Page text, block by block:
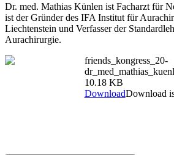
Dr. med. Mathias Künlen ist Facharzt für
ist der Gründer des IFA Institut für
Liechtenstein und Verfasser der
Aurachirurgie.
friends_kongress_20-
10.18 KB
DownloadDownload